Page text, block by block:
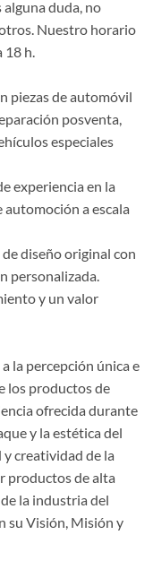
duda, no
Nuestro horario
18 h.
piezas de automóvil
posventa,
especiales
experiencia en la
a escala
diseño original con
personalizada.
y un valor
la percepción única e
los productos de
ofrecida durante
y la estética del
creatividad de la
productos de alta
la industria del
su Visión, Misión y